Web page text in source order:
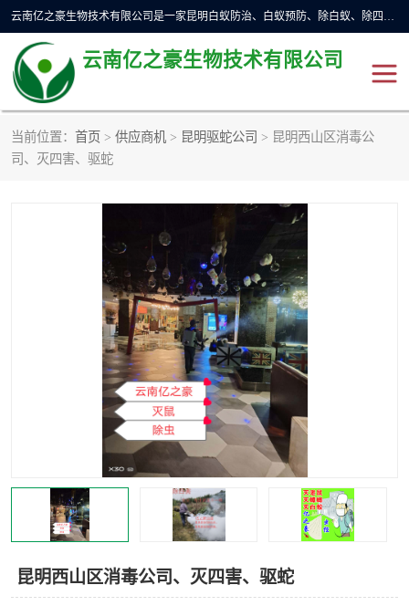
云南亿之豪生物技术有限公司是一家昆明白蚁防治、白蚁预防、除白蚁、除四害、灭蟑螂、消毒等业务的公司，公司致力于诚信经营、科技良好、讲究信誉、造福社会的理念，坚持走技术化、服务统一化,竭诚以优良的施工质量、主动的跟进服务、的管理经验，以诚信取于社会，立足于社会。
云南亿之豪生物技术有限公司
当前位置： 首页 > 供应商机 > 昆明驱蛇公司 > 昆明西山区消毒公
司、灭四害、驱蛇
昆明西山区消毒公司、灭四害、驱蛇
昆明灭鼠
昆明杀虫
昆明消杀公司
昆明消毒公司 昆明灭红火蚁公司
昆明驱蛇公司 昆明除虫除蚁